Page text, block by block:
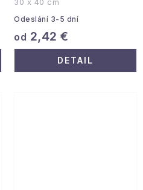
Odeslání 3-5 dní
od 2,42 €
DETAIL